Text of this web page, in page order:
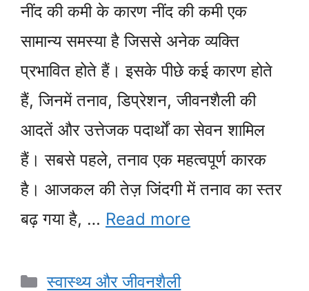
नींद की कमी के कारण नींद की कमी एक
सामान्य समस्या है जिससे अनेक व्यक्ति
प्रभावित होते हैं। इसके पीछे कई कारण होते
हैं, जिनमें तनाव, डिप्रेशन, जीवनशैली की
आदतें और उत्तेजक पदार्थों का सेवन शामिल
हैं। सबसे पहले, तनाव एक महत्वपूर्ण कारक
है। आजकल की तेज़ जिंदगी में तनाव का स्तर
बढ़ गया है, … Read more
Categories
स्वास्थ्य और जीवनशैली